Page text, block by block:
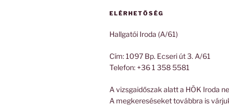
ELÉRHETŐSÉG
Hallgatói Iroda (A/61)
Cím: 1097 Bp. Ecseri út 3. A/61
Telefon: +36 1 358 5581
A vizsgaidőszak alatt a HÖK Iroda
A megkereséseket továbbra is